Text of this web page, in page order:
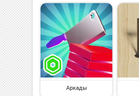
Аркады